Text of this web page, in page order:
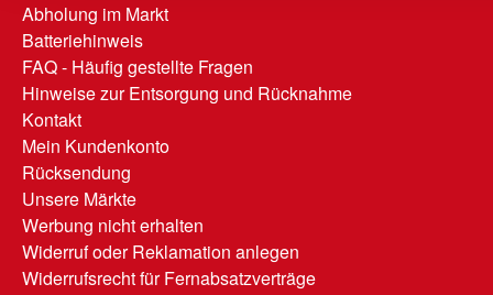
Abholung im Markt
Batteriehinweis
FAQ - Häufig gestellte Fragen
Hinweise zur Entsorgung und Rücknahme
Kontakt
Mein Kundenkonto
Rücksendung
Unsere Märkte
Werbung nicht erhalten
Widerruf oder Reklamation anlegen
Widerrufsrecht für Fernabsatzverträge